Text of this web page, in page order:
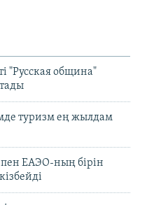
"Русская община"
туризм ең жылдам
ЕАЭО-ның бірін